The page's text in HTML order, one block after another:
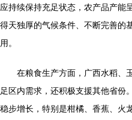
应持续保持充足状态，农产品产能
得天独厚的气候条件、不断完善的
用。
在粮食生产方面，广西水稻、
足区内需求，还积极支援其他省份
稳步增长，特别是柑橘、香蕉、火